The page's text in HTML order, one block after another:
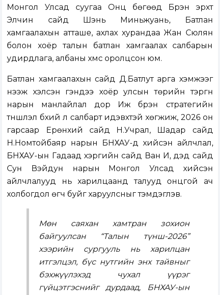
Монгол Улсад суугаа Онц бөгөөд Бүрэн эрхт
Элчин сайд Шэнь Миньжуань, Батлан
хамгаалахын атташе, ахлах хурандаа Жан Сюлян
болон хоёр талын батлан хамгаалах салбарын
удирдлага, албаны хүмүүс оролцсон юм.
Батлан хамгаалахын сайд Д.Батлут арга хэмжээг
нээж хэлсэн үгэндээ хоёр улсын төрийн тэргүүн
нарын манлайлал дор Иж бүрэн стратегийн
түншлэл бүхий л салбарт идэвхтэй хөгжиж, 2026 он
гарсаар Ерөнхий сайд Н.Учрал, Шадар сайд
Н.Номтойбаяр нарын БНХАУ-д хийсэн айлчлал,
БНХАУ-ын Гадаад хэргийн сайд Ван И, дэд сайд
Сун Вэйдун нарын Монгол Улсад хийсэн
айлчлалууд нь харилцаанд талууд онцгой ач
холбогдол өгч буйг харуулсныг тэмдэглэв.
Мөн саяхан хамтран зохион
байгуулсан “Талын түнш-2026”
хээрийн сургууль нь харилцан
итгэлцэл, бүс нутгийн энх тайвныг
бэхжүүлэхэд чухал үүрэг
гүйцэтгэснийг дурдаад, БНХАУ-ын